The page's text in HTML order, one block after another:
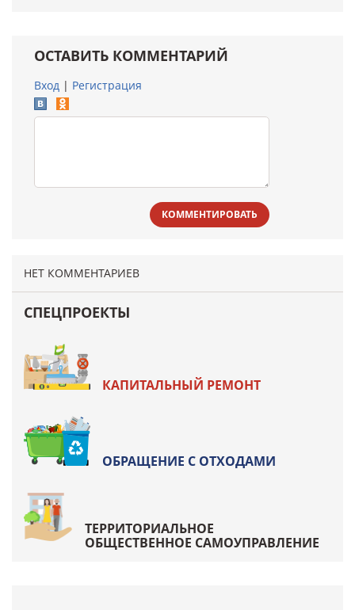
ОСТАВИТЬ КОММЕНТАРИЙ
Вход | Регистрация
КОММЕНТИРОВАТЬ
НЕТ КОММЕНТАРИЕВ
СПЕЦПРОЕКТЫ
КАПИТАЛЬНЫЙ РЕМОНТ
ОБРАЩЕНИЕ С ОТХОДАМИ
ТЕРРИТОРИАЛЬНОЕ
ОБЩЕСТВЕННОЕ САМОУПРАВЛЕНИЕ